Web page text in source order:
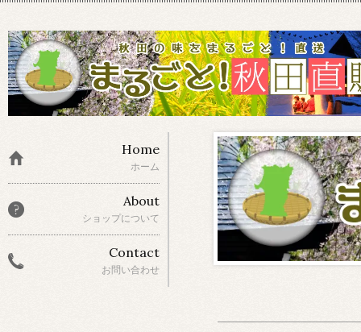
Home
ホーム
About
ショップについて
Contact
お問い合わせ